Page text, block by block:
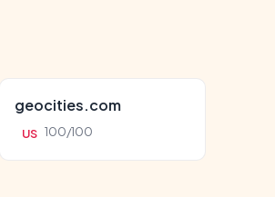
geocities.com
US 100/100